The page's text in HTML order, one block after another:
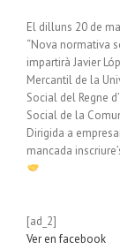
El dilluns 20 de
“Nova normativa
impartirà Javier
Mercantil de la
Social del Regne
Social de la
Dirigida a
mancada
[ad_2]
Ver en facebook